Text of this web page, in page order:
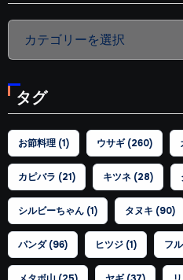
カ
リ
ー
タグ
お節料理(1) ウサギ(260)
カピバラ (21) キツネ(28)
シルビーちゃん(1) タヌキ (90)
パンダ(96) ヒツジ(1) フ